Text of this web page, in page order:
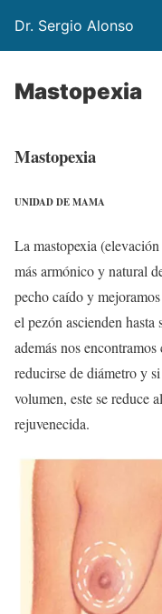
Dr. Sergio Alonso
Mastopexia
Mastopexia
UNIDAD DE MAMA
La mastopexia
más armónico y natural
pecho caído y
el pezón ascienden
además nos
reducirse de diámetro y
volumen, este se reduce
rejuvenecida.